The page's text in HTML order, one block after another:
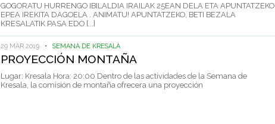
GOGORATU HURRENGO IBILALDIA IRAILAK 25EAN DELA ETA APUNTATZEKO
EPEA IREKITA DAGOELA . ANIMATU! APUNTATZEKO, BETI BEZALA
KRESALATIK PASA EDO [...]
29 MAR 2019 • SEMANA DE KRESALA
PROYECCIÓN MONTAÑA
Lugar: Kresala Hora: 20:00 Dentro de las actividades de la Semana de
Kresala, la comisión de montaña ofrecera una proyección